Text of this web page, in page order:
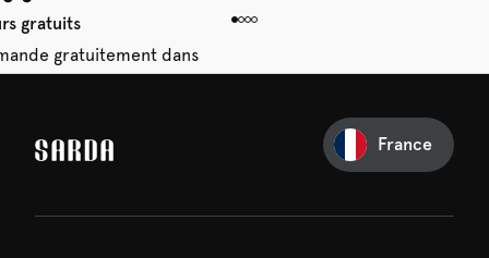
gratuits
gratuitement dans
jours.
commande
France